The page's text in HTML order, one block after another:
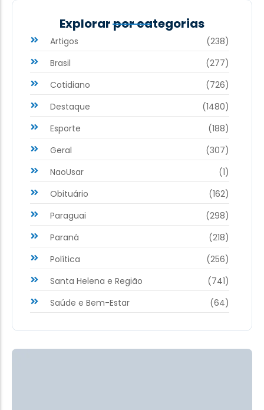
Explorar por categorias
Artigos
(238)
Brasil
(277)
Cotidiano
(726)
Destaque
(1480)
Esporte
(188)
Geral
(307)
NaoUsar
(1)
Obituário
(162)
Paraguai
(298)
Paraná
(218)
Política
(256)
Santa Helena e Região
(741)
Saúde e Bem-Estar
(64)